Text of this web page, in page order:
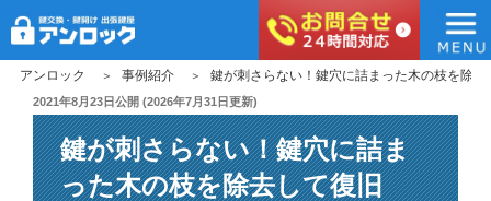
アンロック
アンロック 事例紹介 鍵が刺さらない！鍵穴に詰まった木の枝を除去
投
稿
日:
2021年8月23日公開 (2026年7月31日更新)
鍵が刺さらない！鍵穴に詰ま
った木の枝を除去して復旧